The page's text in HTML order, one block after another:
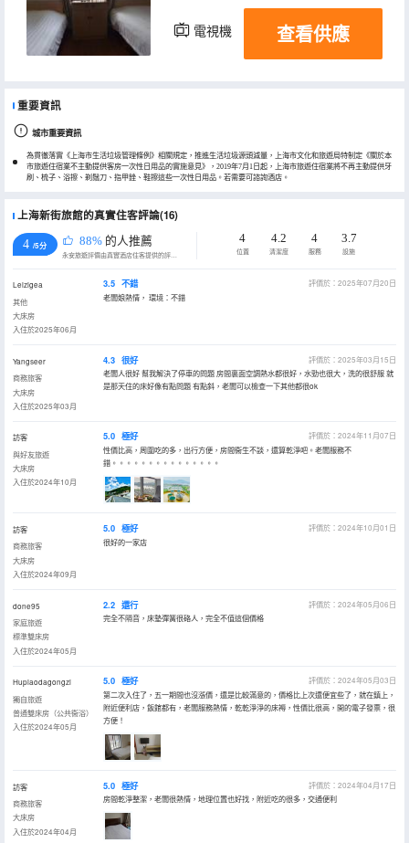
電視機 查看供應
重要資訊
城市重要資訊
為貫徹落實《上海市生活垃圾管理條例》相關規定，推進生活垃圾源頭減量，上海市文化和旅遊局特制定《關於本
市旅遊住宿業不主動提供客房一次性日用品的實施意見》，2019年7月1日起，上海市旅遊住宿業將不再主動提供牙
刷、梳子、浴擦、剃鬚刀、指甲銼、鞋擦這些一次性日用品。若需要可諮詢酒店。
上海新街旅館的真實住客評論(16)
4 /5分 88% 的人推薦
永安旅遊評價由真實酒店住客提供的評價。
4
位置
4.2
清潔度
4
服務
3.7
設施
Leizigea
其他
大床房
入住於2025年06月
3.5 不錯
評價於：2025年07月20日
老闆娘熱情， 環境：不錯
Yangseer
商務旅客
大床房
入住於2025年03月
4.3 很好
評價於：2025年03月15日
老闆人很好 幫我解決了停車的問題 房間裏面空調熱水都很好，水勁也很大，洗的很舒服 就
是那天住的床好像有點問題 有點斜，老闆可以檢查一下其他都很ok
訪客
與好友旅遊
大床房
入住於2024年10月
5.0 極好
評價於：2024年11月07日
性價比高，周圍吃的多，出行方便，房間衞生不談，還算乾淨吧。老闆服務不
錯。。。。。。。。。。。。。。。
訪客
商務旅客
大床房
入住於2024年09月
5.0 極好
評價於：2024年10月01日
很好的一家店
done95
家庭旅遊
標準雙床房
入住於2024年05月
2.2 還行
評價於：2024年05月06日
完全不隔音，床墊彈簧很硌人，完全不值這個價格
Hupiaodagongzi
獨自旅遊
普通雙床房（公共衞浴）
入住於2024年05月
5.0 極好
評價於：2024年05月03日
第二次入住了，五一期間也沒漲價，還是比較滿意的，價格比上次還便宜些了，就在鎮上，
附近便利店，飯館都有，老闆服務熱情，乾乾淨淨的床褥，性價比很高，開的電子發票，很
方便！
訪客
商務旅客
大床房
入住於2024年04月
5.0 極好
評價於：2024年04月17日
房間乾淨整潔，老闆很熱情，地理位置也好找，附近吃的很多，交通便利